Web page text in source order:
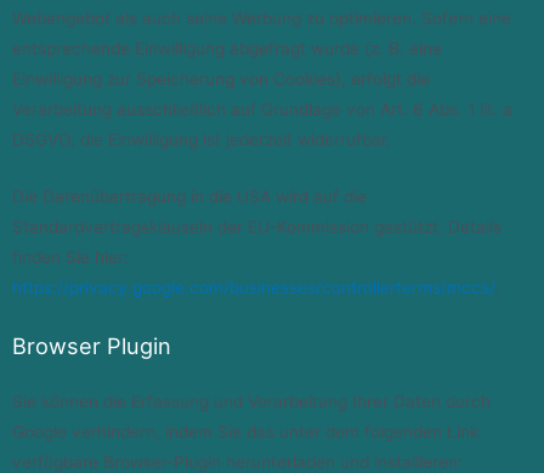
Webangebot als auch seine Werbung zu optimieren. Sofern eine
entsprechende Einwilligung abgefragt wurde (z. B. eine
Einwilligung zur Speicherung von Cookies), erfolgt die
Verarbeitung ausschließlich auf Grundlage von Art. 6 Abs. 1 lit. a
DSGVO; die Einwilligung ist jederzeit widerrufbar.
Die Datenübertragung in die USA wird auf die
Standardvertragsklauseln der EU-Kommission gestützt. Details
finden Sie hier:
https://privacy.google.com/businesses/controllerterms/mccs/
Browser Plugin
Sie können die Erfassung und Verarbeitung Ihrer Daten durch
Google verhindern, indem Sie das unter dem folgenden Link
verfügbare Browser-Plugin herunterladen und installieren: